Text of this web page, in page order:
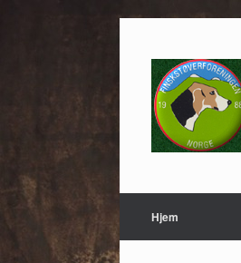
content
Hjem